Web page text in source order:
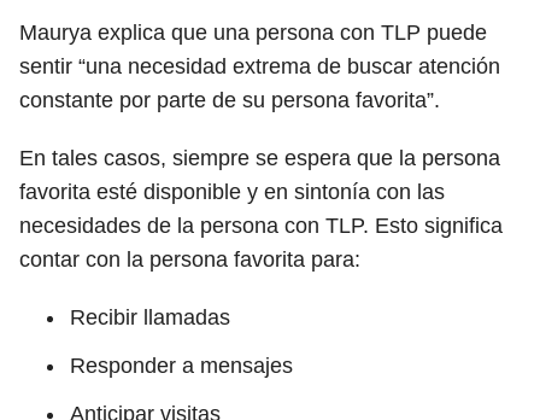
Maurya explica que una persona con TLP puede
sentir “una necesidad extrema de buscar atención
constante por parte de su persona favorita”.
En tales casos, siempre se espera que la persona
favorita esté disponible y en sintonía con las
necesidades de la persona con TLP. Esto significa
contar con la persona favorita para:
Recibir llamadas
Responder a mensajes
Anticipar visitas